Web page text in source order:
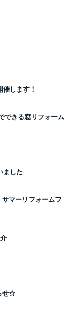
します！
できる窓リフォーム
ました
マーリフォームフ
せ☆